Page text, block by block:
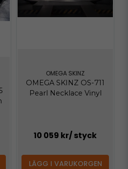
OMEGA SKINZ
OMEGA SKINZ OS-711
Pearl Necklace Vinyl
10 059 kr/ styck
LÄGG I VARUKORGEN